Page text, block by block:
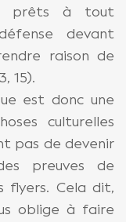
prêts à tout
devant
raison de
15).
est donc une
culturelles
pas de devenir
preuves de
flyers. Cela dit,
oblige à faire